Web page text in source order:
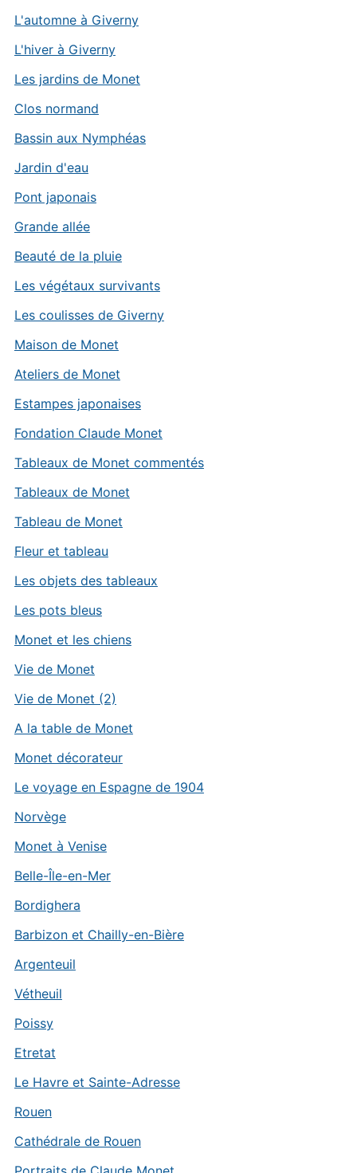
L'automne à Giverny
L'hiver à Giverny
Les jardins de Monet
Clos normand
Bassin aux Nymphéas
Jardin d'eau
Pont japonais
Grande allée
Beauté de la pluie
Les végétaux survivants
Les coulisses de Giverny
Maison de Monet
Ateliers de Monet
Estampes japonaises
Fondation Claude Monet
Tableaux de Monet commentés
Tableaux de Monet
Tableau de Monet
Fleur et tableau
Les objets des tableaux
Les pots bleus
Monet et les chiens
Vie de Monet
Vie de Monet (2)
A la table de Monet
Monet décorateur
Le voyage en Espagne de 1904
Norvège
Monet à Venise
Belle-Île-en-Mer
Bordighera
Barbizon et Chailly-en-Bière
Argenteuil
Vétheuil
Poissy
Etretat
Le Havre et Sainte-Adresse
Rouen
Cathédrale de Rouen